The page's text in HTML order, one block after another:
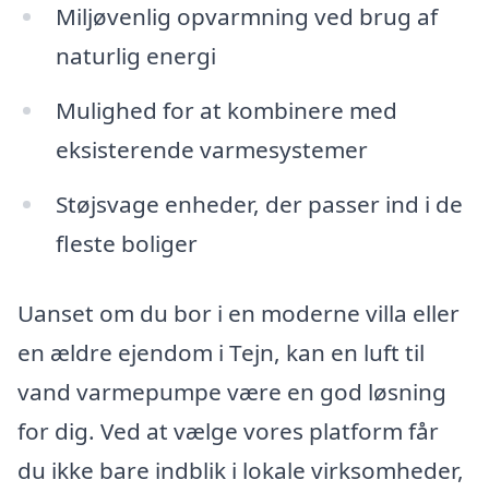
Miljøvenlig opvarmning ved brug af
naturlig energi
Mulighed for at kombinere med
eksisterende varmesystemer
Støjsvage enheder, der passer ind i de
fleste boliger
Uanset om du bor i en moderne villa eller
en ældre ejendom i Tejn, kan en luft til
vand varmepumpe være en god løsning
for dig. Ved at vælge vores platform får
du ikke bare indblik i lokale virksomheder,